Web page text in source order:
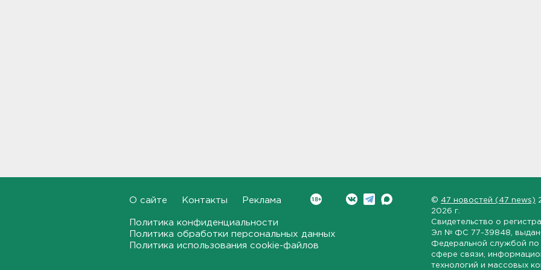
Выходные в Ленобласти
О сайте Контакты Реклама
Политика конфиденциальности
Политика обработки персональных данных
Политика использования cookie-файлов
© 47 новостей (47 news)
2026 г.
Свидетельство о
Эл № ФС 77-39848 ,
Федеральной службой по
сфере связи,
технологий и массовых